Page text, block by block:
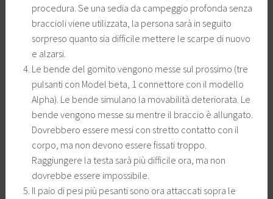
procedura. Se una sedia da campeggio profonda senza
braccioli viene utilizzata, la persona sarà in seguito
sorpreso quanto sia difficile mettere le scarpe di nuovo
e alzarsi.
Le bende del gomito vengono messe sul prossimo (tre
pulsanti con Model beta, 1 connettore con il modello
Alpha). Le bende simulano la movabilità deteriorata. Le
bende vengono messe su mentre il braccio è allungato.
Dovrebbero essere messi con stretto contatto con il
corpo, ma non devono essere fissati troppo.
Raggiungere la testa sarà più difficile ora, ma non
dovrebbe essere impossibile.
Il paio di pesi più pesanti sono ora attaccati sopra le